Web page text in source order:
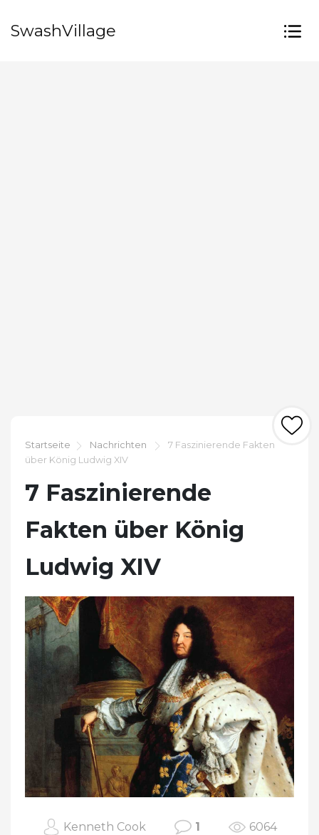
SwashVillage
Startseite Nachrichten
7 Faszinierende Fakten
über König Ludwig XIV
7 Faszinierende
Fakten über König
Ludwig XIV
Kenneth Cook 1 6064